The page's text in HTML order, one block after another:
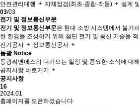
안전관리대행
자체점검(최초·종합·작동) 설계
03/03
전기 및 정보통신부문
전기 및 정보통신부문은 현대 소방 시스템에서 불가
한 환경을 조성하기 위해 첨단 전기 및 통신 기술을
전기공사
정보통신공사
동광 Notice
동광씨앤에스의 다가오는 일정 및 중요한 소식에 대
공지사항 바로가기
공지사항
16
2024.01
홈페이지를 오픈하였습니다